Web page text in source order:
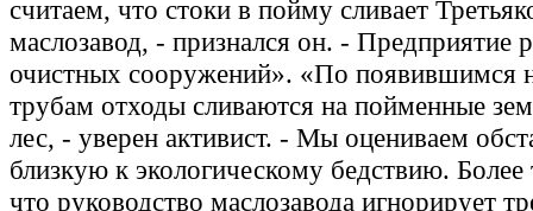
считаем, что стоки в пойму сливает
маслозавод, - признался он. - Предприятие
очистных сооружений». «По появившимся
трубам отходы сливаются на пойменные
лес, - уверен активист. - Мы оцениваем
близкую к экологическому бедствию. Более
что руководство маслозавода игнорирует